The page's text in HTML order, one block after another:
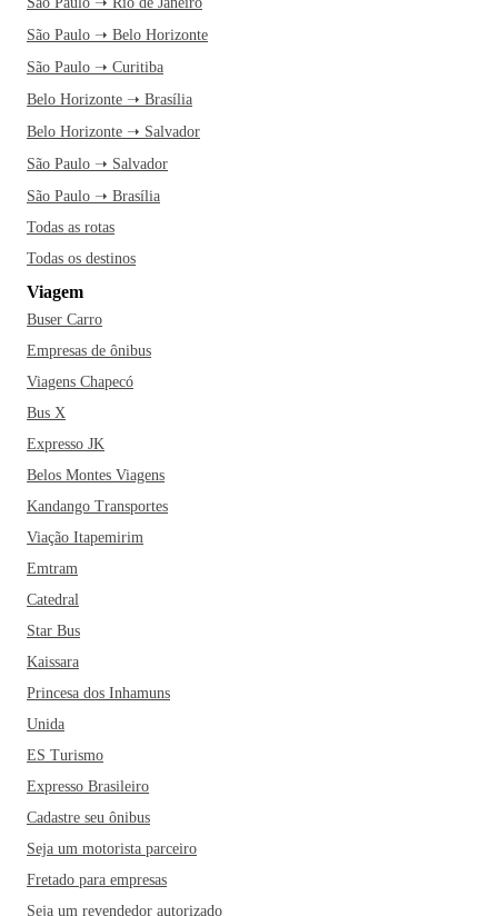
São Paulo ➝ Belo Horizonte
São Paulo ➝ Curitiba
Belo Horizonte ➝ Brasília
Belo Horizonte ➝ Salvador
São Paulo ➝ Salvador
São Paulo ➝ Brasília
Todas as rotas
Todas os destinos
Viagem
Buser Carro
Empresas de ônibus
Viagens Chapecó
Bus X
Expresso JK
Belos Montes Viagens
Kandango Transportes
Viação Itapemirim
Emtram
Catedral
Star Bus
Kaissara
Princesa dos Inhamuns
Unida
ES Turismo
Expresso Brasileiro
Cadastre seu ônibus
Seja um motorista parceiro
Fretado para empresas
Seja um revendedor autorizado